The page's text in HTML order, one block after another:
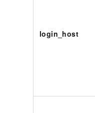
login_host